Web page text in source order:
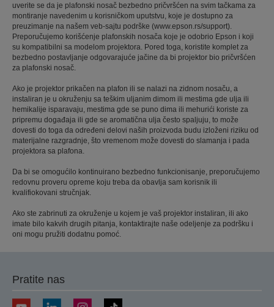
uverite se da je plafonski nosač bezbedno pričvršćen na svim tačkama za
montiranje navedenim u korisničkom uputstvu, koje je dostupno za
preuzimanje na našem veb-sajtu podrške (www.epson.rs/support).
Preporučujemo korišćenje plafonskih nosača koje je odobrio Epson i koji
su kompatibilni sa modelom projektora. Pored toga, koristite komplet za
bezbedno postavljanje odgovarajuće jačine da bi projektor bio pričvršćen
za plafonski nosač.
Ako je projektor prikačen na plafon ili se nalazi na zidnom nosaču, a
instaliran je u okruženju sa teškim uljanim dimom ili mestima gde ulja ili
hemikalije isparavaju, mestima gde se puno dima ili mehurići koriste za
pripremu događaja ili gde se aromatična ulja često spaljuju, to može
dovesti do toga da određeni delovi naših proizvoda budu izloženi riziku od
materijalne razgradnje, što vremenom može dovesti do slamanja i pada
projektora sa plafona.
Da bi se omogućilo kontinuirano bezbedno funkcionisanje, preporučujemo
redovnu proveru opreme koju treba da obavlja sam korisnik ili
kvalifiokovani stručnjak.
Ako ste zabrinuti za okruženje u kojem je vaš projektor instaliran, ili ako
imate bilo kakvih drugih pitanja, kontaktirajte naše odeljenje za podršku i
oni mogu pružiti dodatnu pomoć.
Pratite nas